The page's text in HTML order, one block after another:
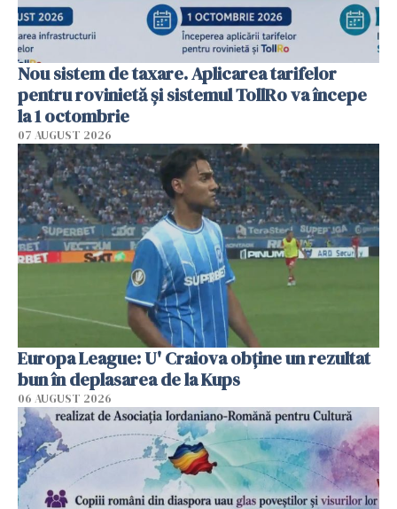
Nou sistem de taxare. Aplicarea tarifelor
pentru rovinietă şi sistemul TollRo va începe
la 1 octombrie
07 AUGUST 2026
Europa League: U' Craiova obține un rezultat
bun în deplasarea de la Kups
06 AUGUST 2026